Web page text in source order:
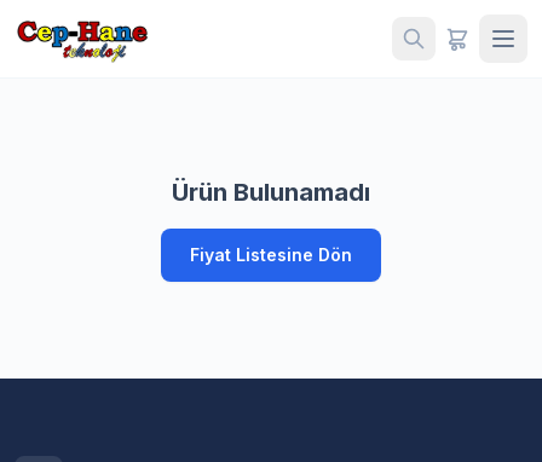
Ürün Bulunamadı
Fiyat Listesine Dön